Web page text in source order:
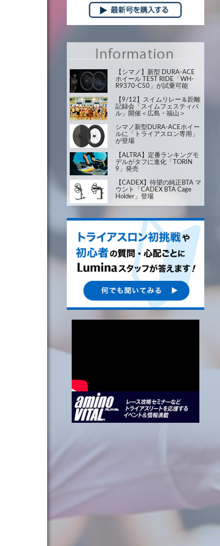
【シマノ】新型 DURA-ACE
ホイール TEST RIDE「WH-
R9370-C50」が試乗可能
【9/12】スイムリレー＆距離
記録会「スイムフェスティバ
ル」開催＜広島・福山＞
シマノ新型DURA-ACEホイー
ルに「トライアスロン専用」
が登場
【ALTRA】定番ランキングモ
デルがタフに進化「TORIN
9」発売
【CADEX】待望の純正BTA マ
ウント「CADEX BTA Cage
Holder」登場